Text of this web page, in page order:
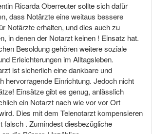
Ricarda Oberreuter sollte sich dafür
dass Notärzte eine weitaus bessere
Notärzte erhalten, und dies auch zu
in denen der Notarzt keinen ! Einsatz hat.
Besoldung gehören weitere soziale
Erleichterungen im Alltagsleben.
ist sicherlich eine dankbare und
hervorragende Einrichtung. Jedoch nicht
Einsätze gibt es genug, anlässlich
ein Notarzt nach wie vor vor Ort
Dies mit dem Telenotarzt kompensieren
falsch . Zumindest diesbezügliche